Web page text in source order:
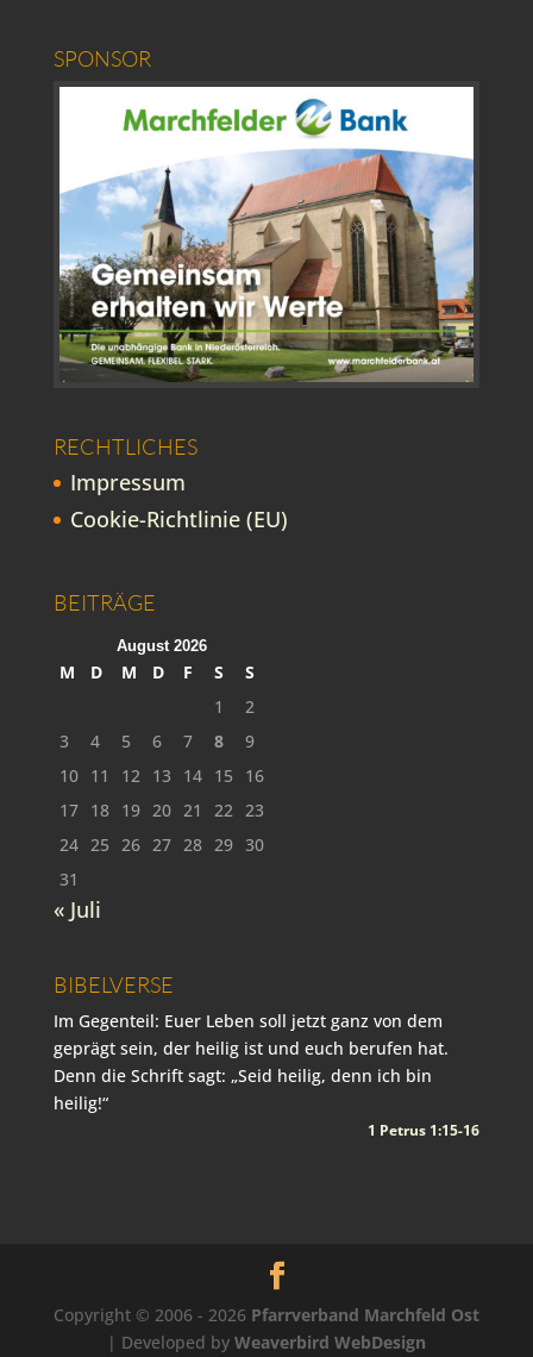
SPONSOR
RECHTLICHES
Impressum
Cookie-Richtlinie (EU)
BEITRÄGE
August 2026
M D M D F S
S
1
2
3
4 5 6 7 8
9
10 11 12 13 14 15
16
17 18 19 20 21 22 23
24 25 26 27 28 29 30
31
« Juli
BIBELVERSE
Im Gegenteil: Euer Leben soll jetzt ganz von dem
geprägt sein, der heilig ist und euch berufen hat.
Denn die Schrift sagt: „Seid heilig, denn ich bin
heilig!“
1 Petrus 1:15-16
Copyright © 2006 - 2026 Pfarrverband Marchfeld Ost
| Developed by Weaverbird WebDesign